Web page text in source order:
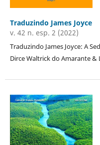
Traduzindo James Joyce
v. 42 n. esp. 2 (2022)
Traduzindo James Joyce: A
Dirce Waltrick do Amarante &